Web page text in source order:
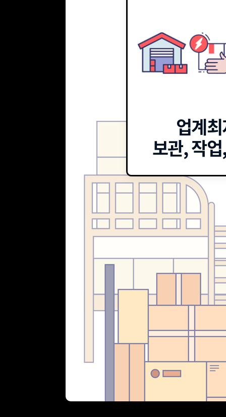
업계
보관, 작